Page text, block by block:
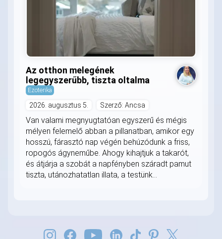
Az otthon melegének
legegyszerűbb, tiszta oltalma
Ezoterika
2026. augusztus 5. Szerző: Ancsa
Van valami megnyugtatóan egyszerű és mégis
mélyen felemelő abban a pillanatban, amikor egy
hosszú, fárasztó nap végén behúzódunk a friss,
ropogós ágyneműbe. Ahogy kihajtjuk a takarót,
és átjárja a szobát a napfényben száradt pamut
tiszta, utánozhatatlan illata, a testünk...